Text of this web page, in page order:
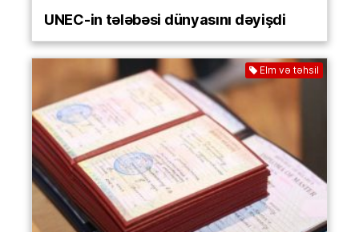
UNEC-in tələbəsi dünyasını dəyişdi
Elm və təhsil